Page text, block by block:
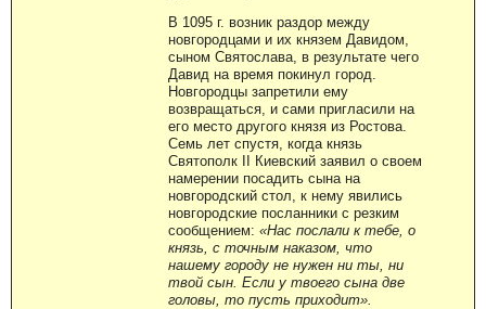
В 1095 г. возник раздор между
новгородцами и их князем Давидом,
сыном Святослава, в результате чего
Давид на время покинул город.
Новгородцы запретили ему
возвращаться, и сами пригласили на
его место другого князя из Ростова.
Семь лет спустя, когда князь
Святополк II Киевский заявил о своем
намерении посадить сына на
новгородский стол, к нему явились
новгородские посланники с резким
сообщением: «Нас послали к тебе, о
князь, с точным наказом, что
нашему городу не нужен ни ты, ни
твой сын. Если у твоего сына две
головы, то пусть приходит».